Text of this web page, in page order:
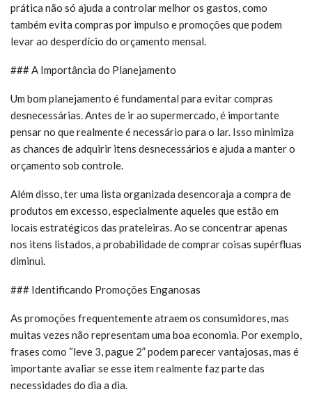
prática não só ajuda a controlar melhor os gastos, como
também evita compras por impulso e promoções que podem
levar ao desperdício do orçamento mensal.
### A Importância do Planejamento
Um bom planejamento é fundamental para evitar compras
desnecessárias. Antes de ir ao supermercado, é importante
pensar no que realmente é necessário para o lar. Isso minimiza
as chances de adquirir itens desnecessários e ajuda a manter o
orçamento sob controle.
Além disso, ter uma lista organizada desencoraja a compra de
produtos em excesso, especialmente aqueles que estão em
locais estratégicos das prateleiras. Ao se concentrar apenas
nos itens listados, a probabilidade de comprar coisas supérfluas
diminui.
### Identificando Promoções Enganosas
As promoções frequentemente atraem os consumidores, mas
muitas vezes não representam uma boa economia. Por exemplo,
frases como “leve 3, pague 2” podem parecer vantajosas, mas é
importante avaliar se esse item realmente faz parte das
necessidades do dia a dia.